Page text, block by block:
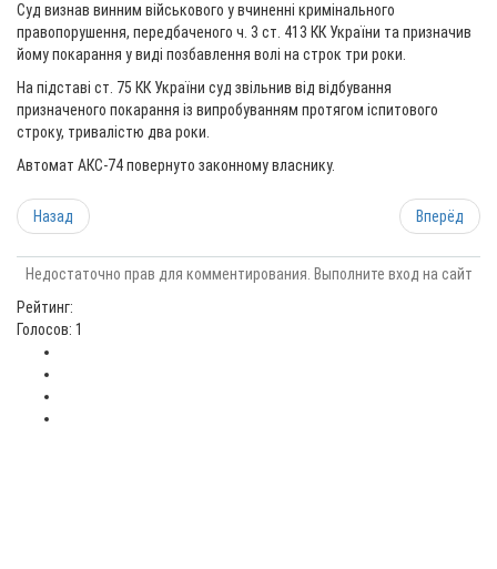
Суд визнав винним військового у вчиненні кримінального
правопорушення, передбаченого ч. 3 ст. 413 КК України та призначив
йому покарання у виді позбавлення волі на строк три роки.
На підставі ст. 75 КК України суд звільнив від відбування
призначеного покарання із випробуванням протягом іспитового
строку, тривалістю два роки.
Автомат АКС-74 повернуто законному власнику.
Назад Вперёд
Недостаточно прав для комментирования. Выполните вход на сайт
Рейтинг:
Голосов: 1